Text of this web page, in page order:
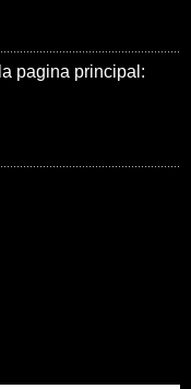
pagina principal: